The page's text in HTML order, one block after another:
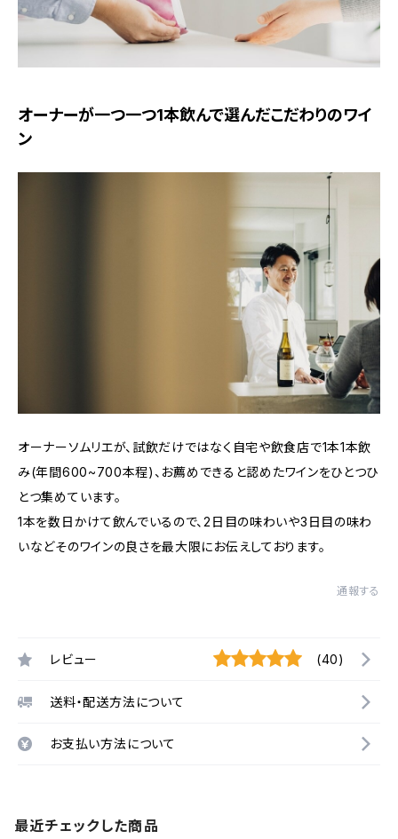
オーナーが一つ一つ1本飲んで選んだこだわりのワイ
ン
オーナーソムリエが、試飲だけではなく自宅や飲食店で1本1本飲
み(年間600~700本程)、お薦めできると認めたワインをひとつひ
とつ集めています。
1本を数日かけて飲んでいるので、2日目の味わいや3日目の味わ
いなどそのワインの良さを最大限にお伝えしております。
通報する
レビュー (40)
送料・配送方法について
お支払い方法について
最近チェックした商品